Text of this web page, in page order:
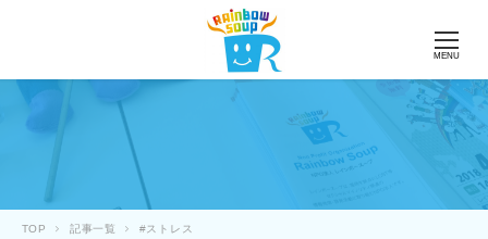
MENU
TOP 記事一覧 #ストレス